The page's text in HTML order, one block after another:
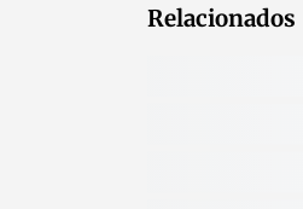
Relacionados